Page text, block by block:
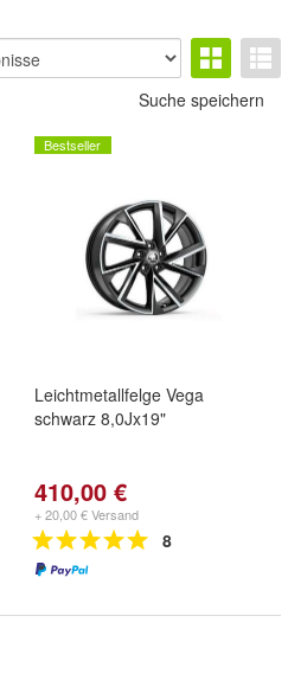
Suche speichern
Bestseller
Leichtmetallfelge Vega
schwarz 8,0Jx19"
410,00 €
+ 20,00 € Versand
8